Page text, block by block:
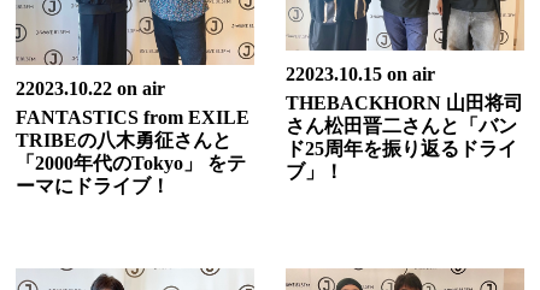
22023.10.22 on air
FANTASTICS from EXILE
TRIBEの八木勇征さんと
「2000年代のTokyo」 をテ
ーマにドライブ！
22023.10.15 on air
THEBACKHORN 山田将司
さん松田晋二さんと「バン
ド25周年を振り返るドライ
ブ」！